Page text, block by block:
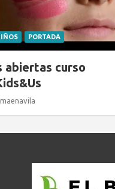
PORTADA
al que no le
agua